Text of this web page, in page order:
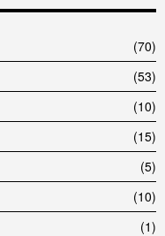
70
53
10
15
5
10
1